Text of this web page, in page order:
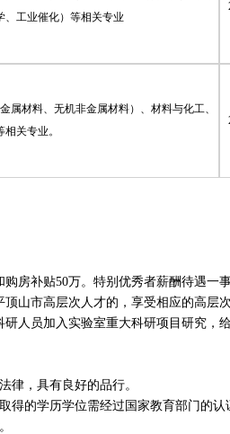
、工业催化）等相关专业
属材料、无机非金属材料）、材料与化工、
关专业。
房补贴50万。特别优秀者薪酬待遇一
山市高层次人才的，享受相应的高层次
人员加入实验室重大科研项目研究，
律，具有良好的品行。
得的学历学位需经过国家教育部门的认